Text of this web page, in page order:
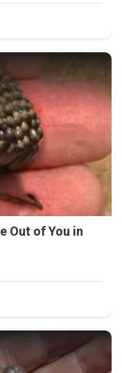
Out of You in